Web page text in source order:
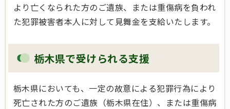
より亡くなられた方のご遺族、または重傷病を負われ
た犯罪被害者本人に対して見舞金を支給いたします。
栃木県で受けられる支援
栃木県においても、一定の故意による犯罪行為により
死亡された方のご遺族（栃木県在住）、または重傷病